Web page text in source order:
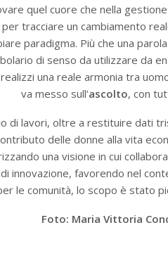
quel cuore che nella
tracciare un cambiamento
paradigma. Più che una
di senso da utilizzare da
una reale armonia tra
va messo sull’ascolto, con
di lavori, oltre a restituire dati
delle donne alla vita
una visione in cui
innovazione, favorendo nel
le comunità, lo scopo è stato
Foto: Maria Vittoria